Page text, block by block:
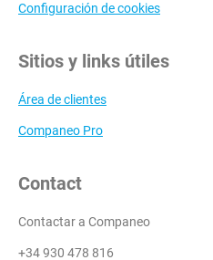
Configuración de cookies
Sitios y links útiles
Área de clientes
Companeo Pro
Contact
Contactar a Companeo
+34 930 478 816